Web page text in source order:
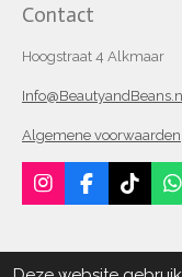
Contact
Hoogstraat 4 Alkmaar
Info@BeautyandBeans.nl
Algemene voorwaarden
I
n
t
a
F
a
e
b
T
i
T
o
W
h
t
s